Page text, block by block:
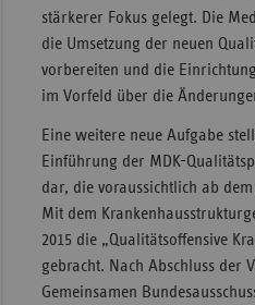
stärkerer Fokus gelegt. Die
die Umsetzung der neuen
vorbereiten und die
im Vorfeld über die
Eine weitere neue Aufgabe
Einführung der MDK-
dar, die voraussichtlich ab
Mit dem
2015 die „Qualitätsoffensive
gebracht. Nach Abschluss der
Gemeinsamen